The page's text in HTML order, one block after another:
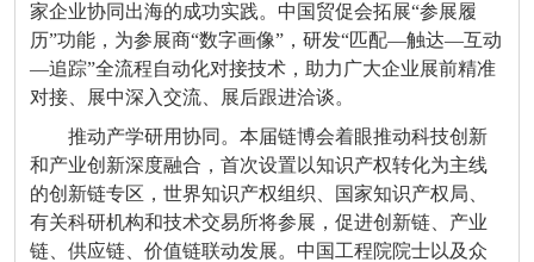
家企业协同出海的成功实践。中国贸促会拓展“参展履
历”功能，为参展商“数字画像”，研发“匹配—触达—互动
—追踪”全流程自动化对接技术，助力广大企业展前精准
对接、展中深入交流、展后跟进洽谈。
推动产学研用协同。本届链博会着眼推动科技创新
和产业创新深度融合，首次设置以知识产权转化为主线
的创新链专区，世界知识产权组织、国家知识产权局、
有关科研机构和技术交易所将参展，促进创新链、产业
链、供应链、价值链联动发展。中国工程院院士以及众